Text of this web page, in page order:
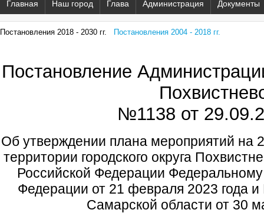
Главная Наш город Глава Администрация Документы
Постановления 2018 - 2030 гг. Постановления 2004 - 2018 гг.
Постановление
№1138 от
Об утверждении плана мероприятий на
территории городского округа
Российской Федерации
Федерации от 21 февраля 2023 года
Самарской области от 30